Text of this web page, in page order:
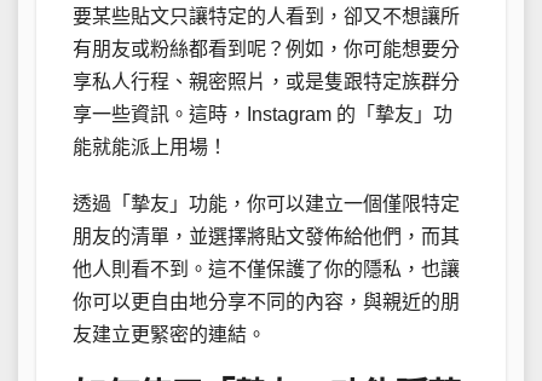
要某些貼文只讓特定的人看到，卻又不想讓所
有朋友或粉絲都看到呢？例如，你可能想要分
享私人行程、親密照片，或是隻跟特定族群分
享一些資訊。這時，Instagram 的「摯友」功
能就能派上用場！
透過「摯友」功能，你可以建立一個僅限特定
朋友的清單，並選擇將貼文發佈給他們，而其
他人則看不到。這不僅保護了你的隱私，也讓
你可以更自由地分享不同的內容，與親近的朋
友建立更緊密的連結。